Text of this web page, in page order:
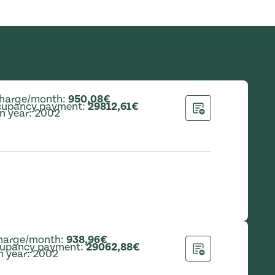
month: 950,08€
payment:29812,61€
year:2002 Add to application
month: 938,96€
payment:29062,88€
year:2002 Add to application